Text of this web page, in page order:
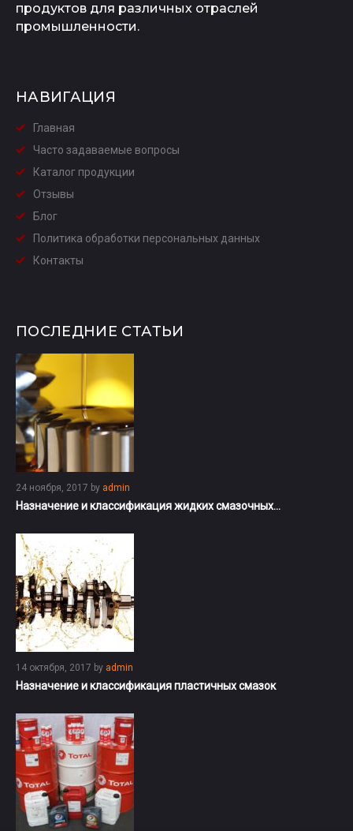
продуктов для различных отраслей
промышленности.
НАВИГАЦИЯ
Главная
Часто задаваемые вопросы
Каталог продукции
Отзывы
Блог
Политика обработки персональных данных
Контакты
ПОСЛЕДНИЕ СТАТЬИ
24 ноября, 2017 by admin
Назначение и классификация жидких смазочных…
14 октября, 2017 by admin
Назначение и классификация пластичных смазок